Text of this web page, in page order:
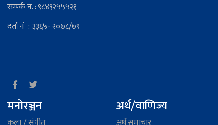
सम्पर्क न. : ९८४९२५५५२१
दर्ता नं : ३३६५- २०७८/७९
मनोरञ्जन अर्थ/वाणिज्य